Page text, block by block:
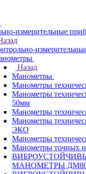
измерительные
Назад
Манометры
Манометры
Манометры
50мм
Манометры
Манометры
ЭКО
Манометры
Манометры точных
МАНОМЕТРЫ